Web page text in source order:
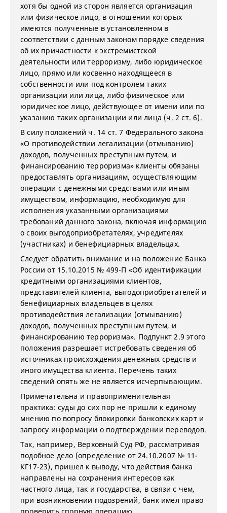
хотя бы одной из сторон является организация
или физическое лицо, в отношении которых
имеются полученные в установленном в
соответствии с данным законом порядке сведения
об их причастности к экстремистской
деятельности или терроризму, либо юридическое
лицо, прямо или косвенно находящееся в
собственности или под контролем таких
организации или лица, либо физическое или
юридическое лицо, действующее от имени или по
указанию таких организации или лица (ч. 2 ст. 6).
В силу положений ч. 14 ст. 7 Федерального закона
«О противодействии легализации (отмыванию)
доходов, полученных преступным путем, и
финансированию терроризма» клиенты обязаны
предоставлять организациям, осуществляющим
операции с денежными средствами или иным
имуществом, информацию, необходимую для
исполнения указанными организациями
требований данного закона, включая информацию
о своих выгодоприобретателях, учредителях
(участниках) и бенефициарных владельцах.
Следует обратить внимание и на положение Банка
России от 15.10.2015 № 499-П «Об идентификации
кредитными организациями клиентов,
представителей клиента, выгодоприобретателей и
бенефициарных владельцев в целях
противодействия легализации (отмыванию)
доходов, полученных преступным путем, и
финансированию терроризма». Подпункт 2.9 этого
положения разрешает истребовать сведения об
источниках происхождения денежных средств и
иного имущества клиента. Перечень таких
сведений опять же не является исчерпывающим.
Примечательна и правоприменительная
практика: суды до сих пор не пришли к единому
мнению по вопросу блокировки банковских карт и
запросу информации о подтверждении переводов.
Так, например, Верховный Суд РФ, рассматривая
подобное дело (определение от 24.10.2007 № 11-
КГ17-23), пришел к выводу, что действия банка
направлены на сохранения интересов как
частного лица, так и государства, в связи с чем,
при возникновении подозрений, банк имел право